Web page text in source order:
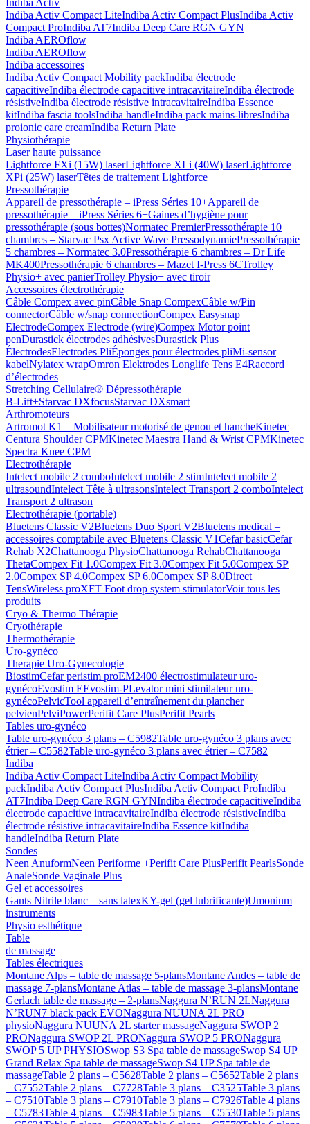
Indiba Activ
Indiba Activ Compact LiteIndiba Activ Compact PlusIndiba Activ
Compact ProIndiba AT7Indiba Deep Care RGN GYN
Indiba AEROflow
Indiba AEROflow
Indiba accessoires
Indiba Activ Compact Mobility packIndiba électrode
capacitiveIndiba électrode capacitive intracavitaireIndiba électrode
résistiveIndiba électrode résistive intracavitaireIndiba Essence
kitIndiba fascia toolsIndiba handleIndiba pack mains-libresIndiba
proionic care creamIndiba Return Plate
Physiothérapie
Laser haute puissance
Lightforce FXi (15W) laserLightforce XLi (40W) laserLightforce
XPi (25W) laserTêtes de traitement Lightforce
Pressothérapie
Appareil de pressothérapie – iPress Séries 10+Appareil de
pressothérapie – iPress Séries 6+Gaines d’hygiène pour
pressothérapie (sous bottes)Normatec PremierPressothérapie 10
chambres – Starvac Psx Active Wave PressodynamiePressothérapie
5 chambres – Normatec 3.0Pressothérapie 6 chambres – Dr Life
MK400Pressothérapie 6 chambres – Mazet I-Press 6CTrolley
Physio+ avec panierTrolley Physio+ avec tiroir
Accessoires électrothérapie
Câble Compex avec pinCâble Snap CompexCâble w/Pin
connectorCâble w/snap connectionCompex Easysnap
ElectrodeCompex Electrode (wire)Compex Motor point
penDurastick électrodes adhésivesDurastick Plus
ÉlectrodesElectrodes PliÉponges pour électrodes pliMi-sensor
kabelNylatex wrapOmron Elektrodes Longlife Tens E4Raccord
d’électrodes
Stretching Cellulaire® Dépressothérapie
B-Lift+Starvac DXfocusStarvac DXsmart
Arthromoteurs
Artromot K1 – Mobilisateur motorisé de genou et hancheKinetec
Centura Shoulder CPMKinetec Maestra Hand & Wrist CPMKinetec
Spectra Knee CPM
Electrothérapie
Intelect mobile 2 comboIntelect mobile 2 stimIntelect mobile 2
ultrasoundIntelect Tête à ultrasonsIntelect Transport 2 comboIntelect
Transport 2 ultrason
Electrothérapie (portable)
Bluetens Classic V2Bluetens Duo Sport V2Bluetens medical –
accessoires comptabile avec Bluetens Classic V1Cefar basicCefar
Rehab X2Chattanooga PhysioChattanooga RehabChattanooga
ThetaCompex Fit 1.0Compex Fit 3.0Compex Fit 5.0Compex SP
2.0Compex SP 4.0Compex SP 6.0Compex SP 8.0Direct
TensWireless proXFT Foot drop system stimulatorVoir tous les
produits
Cryo & Thermo Thérapie
Cryothérapie
Thermothérapie
Uro-gynéco
Therapie Uro-Gynecologie
BiostimCefar peristim proEM2400 électrostimulateur uro-
gynécoEvostim EEvostim-PLevator mini stimilateur uro-
gynécoPelvicTool appareil d’entraînement du plancher
pelvienPelviPowerPerifit Care PlusPerifit Pearls
Tables uro-gynéco
Table uro-gynéco 3 plans – C5982Table uro-gynéco 3 plans avec
étrier – C5582Table uro-gynéco 3 plans avec étrier – C7582
Indiba
Indiba Activ Compact LiteIndiba Activ Compact Mobility
packIndiba Activ Compact PlusIndiba Activ Compact ProIndiba
AT7Indiba Deep Care RGN GYNIndiba électrode capacitiveIndiba
électrode capacitive intracavitaireIndiba électrode résistiveIndiba
électrode résistive intracavitaireIndiba Essence kitIndiba
handleIndiba Return Plate
Sondes
Neen AnuformNeen Periforme +Perifit Care PlusPerifit PearlsSonde
AnaleSonde Vaginale Plus
Gel et accessoires
Gants Nitrile blanc – sans latexKY-gel (gel lubrificante)Umonium
instruments
Physio esthétique
Table
de massage
Tables électriques
Montane Alps – table de massage 5-plansMontane Andes – table de
massage 7-plansMontane Atlas – table de massage 3-plansMontane
Gerlach table de massage – 2-plansNaggura N’RUN 2LNaggura
N’RUN7 black pack EVONaggura NUUNA 2L PRO
physioNaggura NUUNA 2L starter massageNaggura SWOP 2
PRONaggura SWOP 2L PRONaggura SWOP 5 PRONaggura
SWOP 5 UP PHYSIOSwop S3 Spa table de massageSwop S4 UP
Grand Relax Spa table de massageSwop S4 UP Spa table de
massageTable 2 plans – C5628Table 2 plans – C5652Table 2 plans
– C7552Table 2 plans – C7728Table 3 plans – C3525Table 3 plans
– C7510Table 3 plans – C7910Table 3 plans – C7926Table 4 plans
– C5783Table 4 plans – C5983Table 5 plans – C5530Table 5 plans